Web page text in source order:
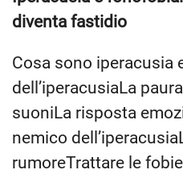
diventa fastidio
Cosa sono iperacusia
dell’iperacusiaLa
suoniLa risposta
nemico
rumoreTrattare le